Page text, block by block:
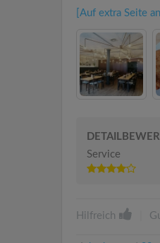
[Auf extra Seite
Service
Hilfreich